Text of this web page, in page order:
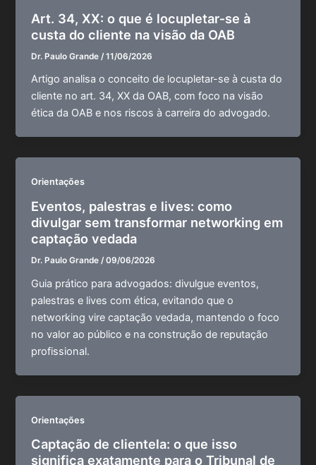
Art. 34, XX: o que é locupletar‑se à
custa do cliente na visão da OAB
Dr. Paulo Grande /11/06/2026
Artigo analisa o conceito de locupletar-se à custa do
cliente no art. 34, XX da OAB, com foco na visão
ética da OAB e nos riscos à carreira do advogado.
Orientações
Eventos, palestras e lives: como
divulgar sem transformar networking em
captação vedada
Dr. Paulo Grande/09/06/2026
Guia prático para advogados: divulgue eventos,
palestras e lives com ética, evitando que o
networking vire captação vedada, mantendo o foco
no valor ao público e na construção de reputação
profissional.
Orientações
Captação de clientela: o que isso
significa exatamente para o Tribunal de